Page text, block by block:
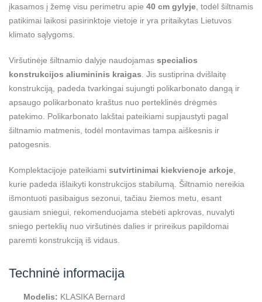
įkasamos į žemę visu perimetru apie 40 cm gylyje , todėl šiltnamis
patikimai laikosi pasirinktoje vietoje ir yra pritaikytas Lietuvos
klimato sąlygoms.
Viršutinėje šiltnamio dalyje naudojamas specialios
konstrukcijos aliumininis kraigas . Jis sustiprina dvišlaitę
konstrukciją, padeda tvarkingai sujungti polikarbonato dangą ir
apsaugo polikarbonato kraštus nuo perteklinės drėgmės
patekimo. Polikarbonato lakštai pateikiami supjaustyti pagal
šiltnamio matmenis, todėl montavimas tampa aiškesnis ir
patogesnis.
Komplektacijoje pateikiami sutvirtinimai kiekvienoje arkoje
kurie padeda išlaikyti konstrukcijos stabilumą. Šiltnamio nereikia
išmontuoti pasibaigus sezonui, tačiau žiemos metu, esant
gausiam sniegui, rekomenduojama stebėti apkrovas, nuvalyti
sniego perteklių nuo viršutinės dalies ir prireikus papildomai
paremti konstrukciją iš vidaus.
Techninė informacija
Modelis: KLASIKA Bernard